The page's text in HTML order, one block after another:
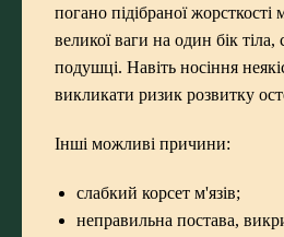
погано підібраної жорсткості
великої ваги на один бік тіла,
подушці. Навіть носіння
викликати ризик розвитку
Інші можливі причини:
слабкий корсет м'язів;
неправильна постава,